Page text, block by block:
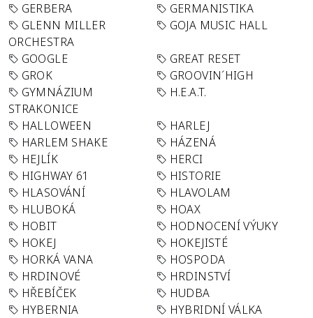
GERBERA
GERMANISTIKA
GLENN MILLER
ORCHESTRA
GOJA MUSIC HALL
GOOGLE
GREAT RESET
GROK
GROOVIN´HIGH
GYMNÁZIUM
STRAKONICE
H.E.A.T.
HALLOWEEN
HARLEJ
HARLEM SHAKE
HÁZENÁ
HEJLÍK
HERCI
HIGHWAY 61
HISTORIE
HLASOVÁNÍ
HLAVOLAM
HLUBOKÁ
HOAX
HOBIT
HODNOCENÍ VÝUKY
HOKEJ
HOKEJISTÉ
HORKÁ VANA
HOSPODA
HRDINOVÉ
HRDINSTVÍ
HŘEBÍČEK
HUDBA
HYBERNIA
HYBRIDNÍ VÁLKA